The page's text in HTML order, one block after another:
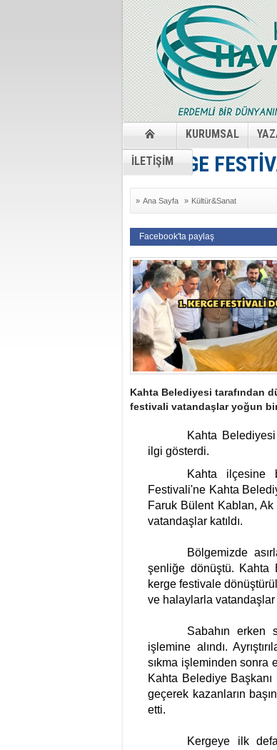
KURUMSAL
İLETİŞİM
1. KERGE
» Ana Sayfa » Kültür&Sanat
Facebook'ta paylaş
Kahta Belediyesi tarafından
festivali vatandaşlar yoğun
Kahta
ilgi gösterdi.
Kahta ilçesine
Festivali'ne Kahta
Faruk Bülent Kablan,
vatandaşlar katıldı.
Bölgemizde
şenliğe dönüştü. Kahta
kerge festivale
ve halaylarla vatandaşlar
Sabahın erken
işlemine alındı.
sıkma işleminden sonra
Kahta Belediye
geçerek kazanların
etti.
Kergeye ilk